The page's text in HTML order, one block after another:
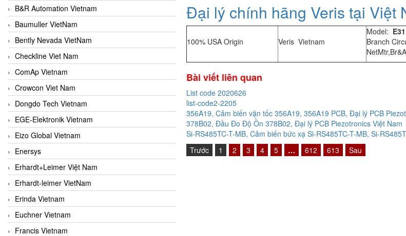
B&R Automation Vietnam
Baumuller VietNam
Bently Nevada VietNam
Checkline Viet Nam
ComAp Vietnam
Crowcon Viet Nam
Dongdo Tech Vietnam
EGE-Elektronik Vietnam
Eizo Global Vietnam
Enersys
Erhardt+Leimer Việt Nam
Erhardt-leimer VietNam
Erinda Vietnam
Euchner Vietnam
Francis Vietnam
Đại lý chính hãng Veris tại Việt
100% USA Origin Veris Vietnam
Model: E31
Branch
Bài viết liên quan
List code 2020626
list-code2-2205
356A19, Cảm biến vận tốc 356A19, 356A19 PCB, Đại lý PCB
378B02, Đầu Đo Độ Ồn 378B02, Đại lý PCB Piezotronics Việt Nam
Si-RS485TC-T-MB, Cảm biến bức xạ Si-RS485TC-T-MB, Si-
Trước
1 2 3 4 5 … 612 613 Sau